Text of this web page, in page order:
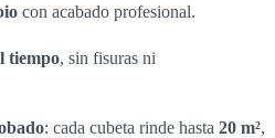
con acabado profesional.
tiempo, sin fisuras ni
: cada cubeta rinde hasta 20 m²,